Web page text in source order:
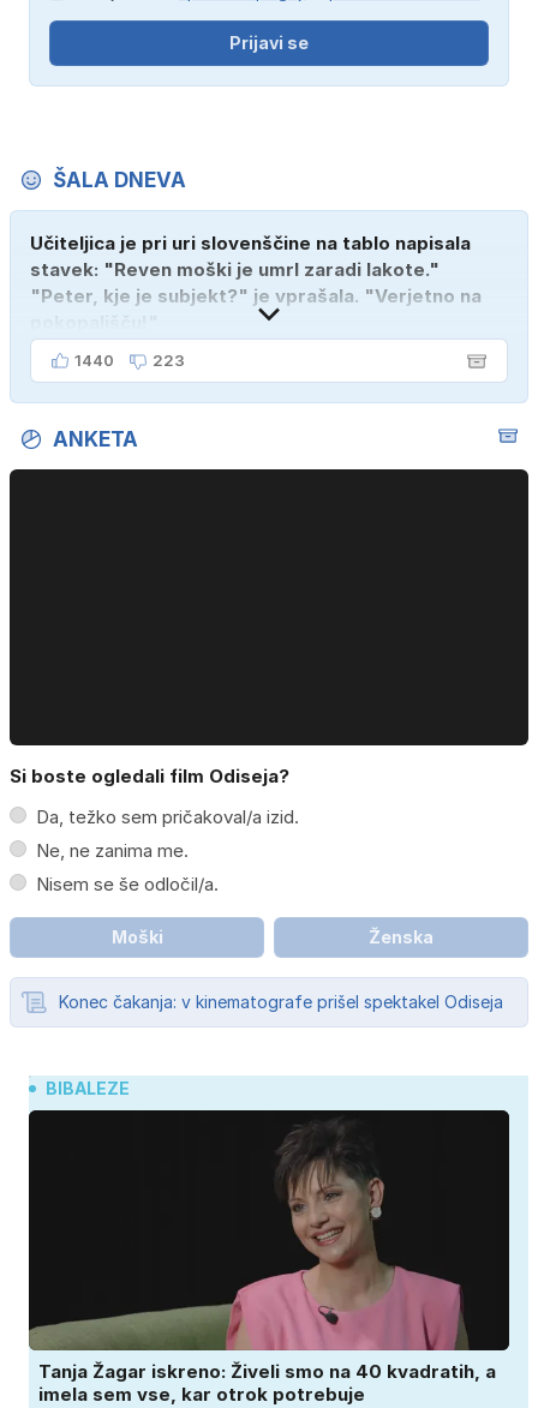
Prijavi se
ŠALA DNEVA
Učiteljica je pri uri slovenščine na tablo napisala
stavek: "Reven moški je umrl zaradi lakote."
"Peter, kje je subjekt?" je vprašala. "Verjetno na
1440 223
ANKETA
Si boste ogledali film Odiseja?
Da, težko sem pričakoval/a izid.
Ne, ne zanima me.
Nisem se še odločil/a.
Moški Ženska
Konec čakanja: v kinematografe prišel spektakel Odiseja
BIBALEZE
Tanja Žagar iskreno: Živeli smo na 40 kvadratih, a
imela sem vse, kar otrok potrebuje